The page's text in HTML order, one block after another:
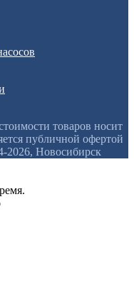
товаров носит
публичной офертой
2026, Новосибирск